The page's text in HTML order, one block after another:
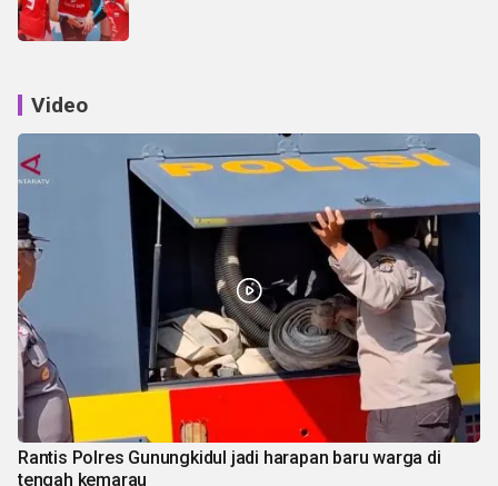
Video
Rantis Polres Gunungkidul jadi harapan baru warga di
tengah kemarau